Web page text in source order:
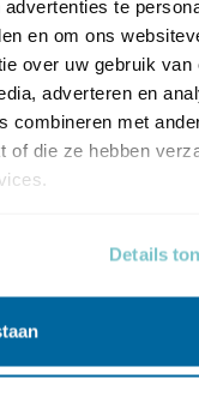
te
en om ons
over uw gebruik van
adverteren en
combineren met
of die ze hebben
Details
één online
en meer. In de
die in Nederland